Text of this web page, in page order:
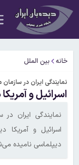
خانه بین الملل
نمایندگی ایران در سازمان
اسرائیل و
نمایندگی ایران در
اسرائیل و آمریکا
دیپلماسی نامیده